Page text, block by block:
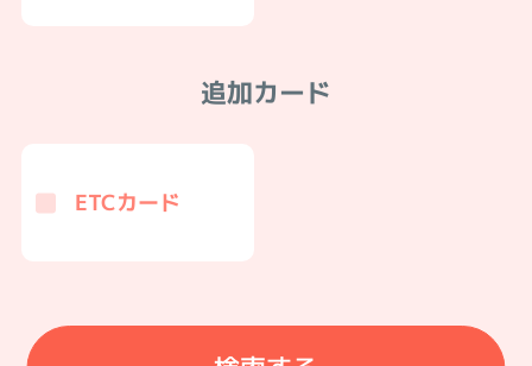
追加カード
ETCカード